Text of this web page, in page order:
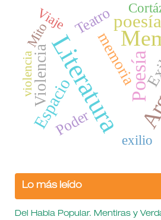
LiteraturaPoesía
poesía
Espacio
Violencia memoria
Poder
Teatro
Viaje
Mito
exilio
violencia
Lo más leído
Del Habla Popular. Mentiras y